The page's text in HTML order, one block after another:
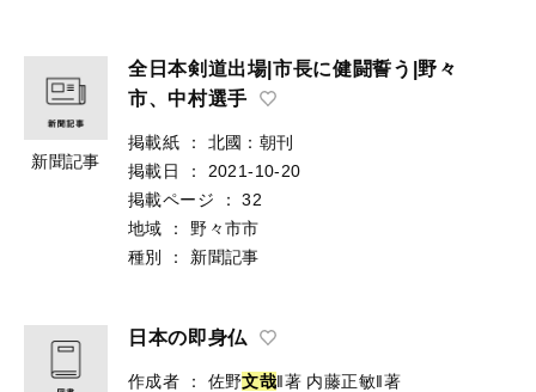
新聞記事
全日本剣道出場|市長に健闘誓う|野々
市、中村選手
掲載紙 ：
北國：朝刊
掲載日
：
2021-10-20
掲載ページ
：
32
地域
：
野々市市
種別
： 新聞記事
日本の即身仏
作成者 ： 佐野文哉‖著 内藤正敏‖著